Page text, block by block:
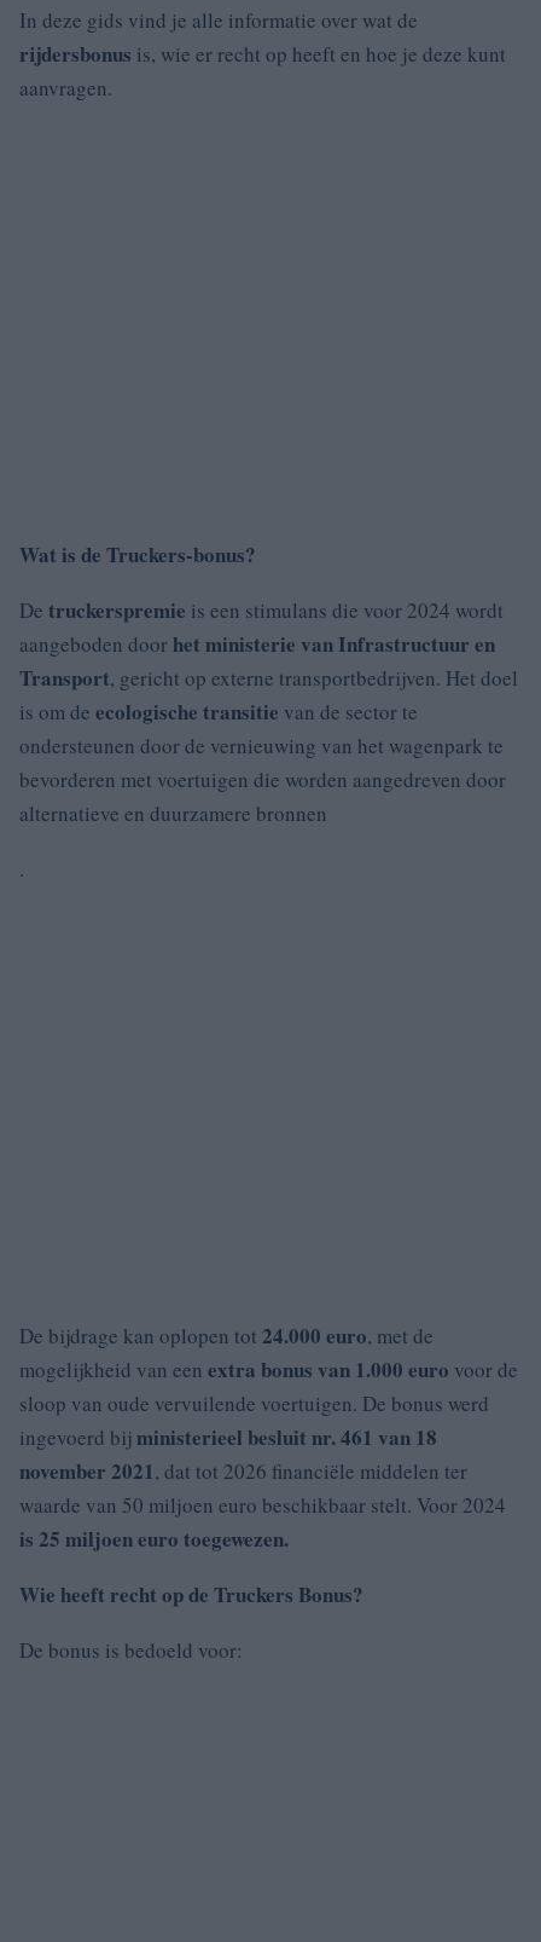
In deze gids vind je alle informatie over wat de
rijdersbonus is, wie er recht op heeft en hoe je deze kunt
aanvragen.
Wat is de Truckers-bonus?
De truckerspremie is een stimulans die voor 2024 wordt
aangeboden doorhet ministerie van Infrastructuur en
Transport, gericht op externe transportbedrijven. Het doel
is om de ecologische transitie van de sector te
ondersteunen door de vernieuwing van het wagenpark te
bevorderen met voertuigen die worden aangedreven door
alternatieve en duurzamere bronnen
.
De bijdrage kan oplopen tot 24.000 euro, met de
mogelijkheid van een extra bonus van 1.000 euro voor de
sloop van oude vervuilende voertuigen. De bonus werd
ingevoerd bijministerieel besluit nr. 461 van 18
november 2021, dat tot 2026 financiële middelen ter
waarde van 50 miljoen euro beschikbaar stelt. Voor 2024
is 25 miljoen euro toegewezen.
Wie heeft recht op de Truckers Bonus?
De bonus is bedoeld voor: